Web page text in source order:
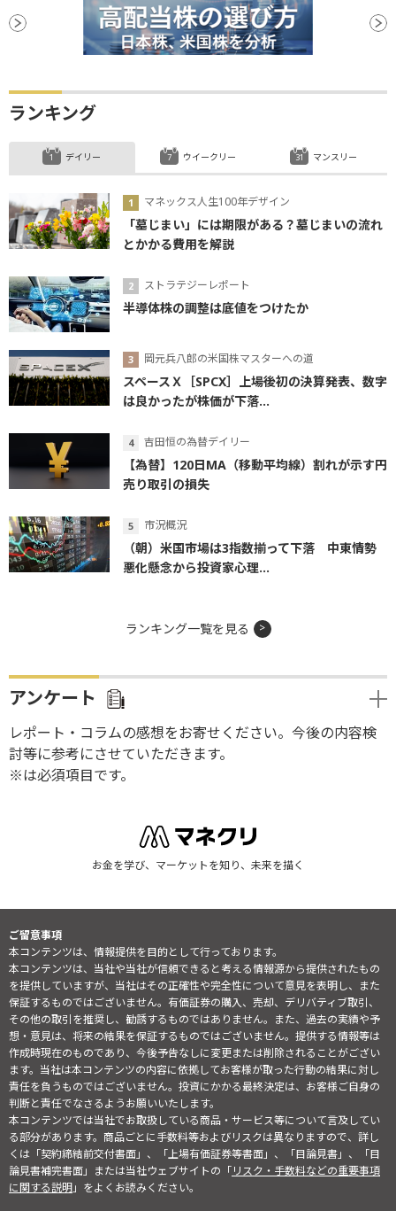
ランキング
デイリー
マネックス人生100年デザイン
「墓じまい」には期限がある？墓じまいの流れ
とかかる費用を解説
ストラテジーレポート
半導体株の調整は底値をつけたか
岡元兵八郎の米国株マスターへの道
スペースＸ［SPCX］上場後初の決算発表、数字
は良かったが株価が下落...
吉田恒の為替デイリー
【為替】120日MA（移動平均線）割れが示す円
売り取引の損失
市況概況
（朝）米国市場は3指数揃って下落 中東情勢
悪化懸念から投資家心理...
ウイークリー マンスリー
ランキング一覧を見る
アンケート
レポート・コラムの感想をお寄せください。今後の内容検
討等に参考にさせていただきます。
※は必須項目です。
お金を学び、マーケットを知り、未来を描く
ご留意事項
本コンテンツは、情報提供を目的として行っております。
本コンテンツは、当社や当社が信頼できると考える情報源から提供されたもの
を提供していますが、当社はその正確性や完全性について意見を表明し、また
保証するものではございません。有価証券の購入、売却、デリバティブ取引、
その他の取引を推奨し、勧誘するものではありません。また、過去の実績や予
想・意見は、将来の結果を保証するものではございません。提供する情報等は
作成時現在のものであり、今後予告なしに変更または削除されることがござい
ます。当社は本コンテンツの内容に依拠してお客様が取った行動の結果に対し
責任を負うものではございません。投資にかかる最終決定は、お客様ご自身の
判断と責任でなさるようお願いいたします。
本コンテンツでは当社でお取扱している商品・サービス等について言及してい
る部分があります。商品ごとに手数料等およびリスクは異なりますので、詳し
くは「契約締結前交付書面」、「上場有価証券等書面」、「目論見書」、「目
論見書補完書面」または当社ウェブサイトの「リスク・手数料などの重要事項
に関する説明」をよくお読みください。